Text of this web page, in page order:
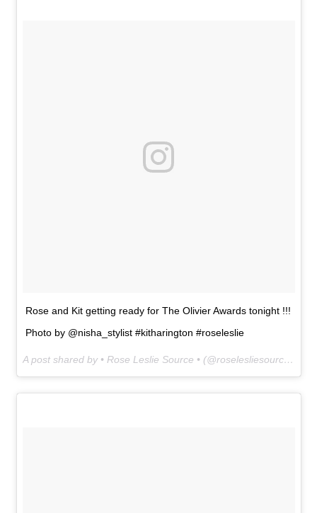
Rose and Kit getting ready for The Olivier Awards tonight !!!
Photo by @nisha_stylist #kitharington #roseleslie
A post shared by • Rose Leslie Source • (@roselesliesource) on